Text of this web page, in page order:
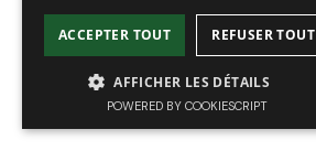
ACCEPTER TOUT REFUSER TOUT
AFFICHER LES DÉTAILS
POWERED BY COOKIESCRIPT